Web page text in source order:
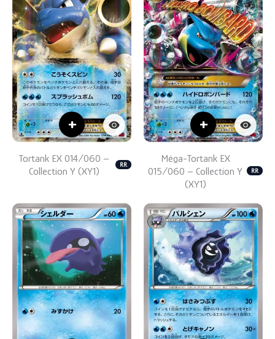
+
Tortank EX 014/060 –
Collection Y (XY1)
RR
+
Méga-Tortank EX
015/060 – Collection Y
(XY1)
RR